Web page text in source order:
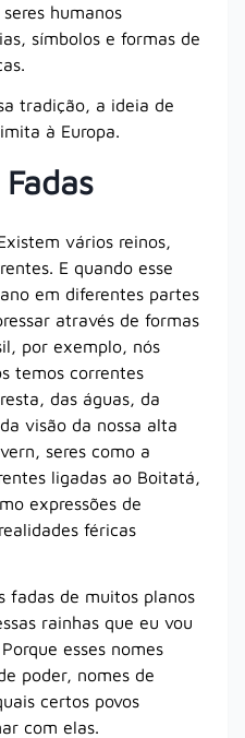
humanos
símbolos e formas de
tradição, a ideia de
à Europa.
vários reinos,
E quando esse
em diferentes partes
através de formas
por exemplo, nós
temos correntes
das águas, da
visão da nossa alta
seres como a
ligadas ao Boitatá,
expressões de
féricas
fadas de muitos planos
rainhas que eu vou
esses nomes
poder, nomes de
certos povos
com elas.